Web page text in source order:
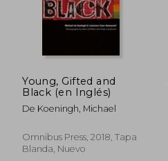
Young, Gifted and
Black (en Inglés)
De Koeningh, Michael
Omnibus Press, 2018, Tapa
Blanda, Nuevo